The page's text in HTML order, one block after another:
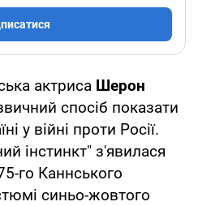
актриса Шерон
спосіб показати
у війні проти Росії.
інстинкт" з'явилася
го Каннського
синьо-жовтого